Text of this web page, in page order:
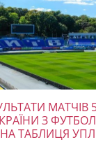
МАТЧІВ
З
ТАБЛИЦЯ УПЛ